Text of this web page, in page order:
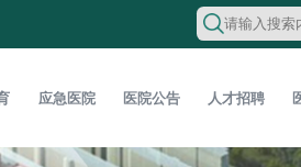
应急医院 医院公告 人才招聘